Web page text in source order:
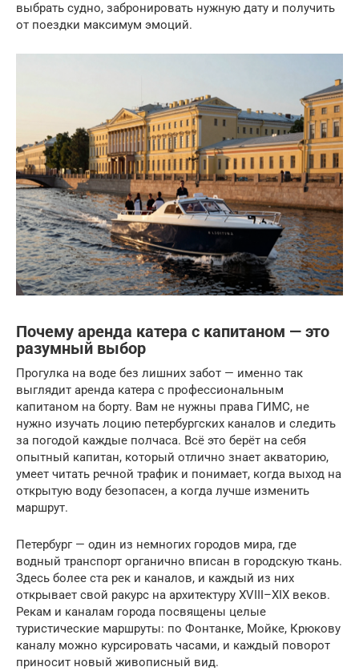
выбрать судно, забронировать нужную дату и получить
от поездки максимум эмоций.
Почему аренда катера с капитаном — это
разумный выбор
Прогулка на воде без лишних забот — именно так
выглядит аренда катера с профессиональным
капитаном на борту. Вам не нужны права ГИМС, не
нужно изучать лоцию петербургских каналов и следить
за погодой каждые полчаса. Всё это берёт на себя
опытный капитан, который отлично знает акваторию,
умеет читать речной трафик и понимает, когда выход на
открытую воду безопасен, а когда лучше изменить
маршрут.
Петербург — один из немногих городов мира, где
водный транспорт органично вписан в городскую ткань.
Здесь более ста рек и каналов, и каждый из них
открывает свой ракурс на архитектуру XVIII–XIX веков.
Рекам и каналам города посвящены целые
туристические маршруты: по Фонтанке, Мойке, Крюкову
каналу можно курсировать часами, и каждый поворот
приносит новый живописный вид.